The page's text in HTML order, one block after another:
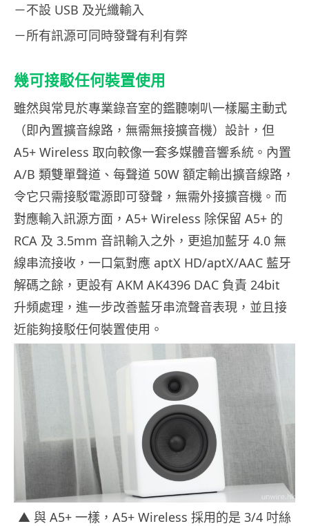
－不設 USB 及光纖輸入
－所有訊源可同時發聲有利有弊
幾可接駁任何裝置使用
雖然與常見於專業錄音室的鑑聽喇叭一樣屬主動式
（即內置擴音線路，無需無接擴音機）設計，但
A5+ Wireless 取向較像一套多媒體音響系統。內置
A/B 類雙單聲道、每聲道 50W 額定輸出擴音線路，
令它只需接駁電源即可發聲，無需外接擴音機。而
對應輸入訊源方面，A5+ Wireless 除保留 A5+ 的
RCA 及 3.5mm 音訊輸入之外，更追加藍牙 4.0 無
線串流接收，一口氣對應 aptX HD/aptX/AAC 藍牙
解碼之餘，更設有 AKM AK4396 DAC 負責 24bit
升頻處理，進一步改善藍牙串流聲音表現，並且接
近能夠接駁任何裝置使用。
▲ 與 A5+ 一樣，A5+ Wireless 採用的是 3/4 吋絲